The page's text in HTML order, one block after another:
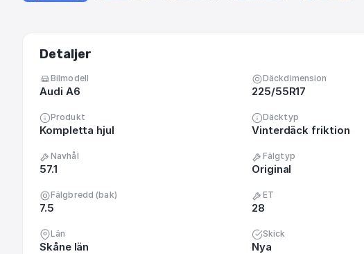
Detaljer
Bilmodell
Audi A6
Däckdimension
225/55R17
Produkt
Kompletta hjul
Däcktyp
Vinterdäck friktion
Navhål
57.1
Fälgtyp
Original
Fälgbredd (bak)
7.5
ET
28
Län
Skåne län
Skick
Nya